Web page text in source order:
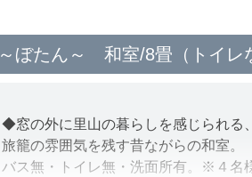
～ぼたん～ 和室/8畳（トイレ
◆窓の外に里山の暮らしを感じられる
旅籠の雰囲気を残す昔ながらの和室。
バス無・トイレ無・洗面所有。※４名